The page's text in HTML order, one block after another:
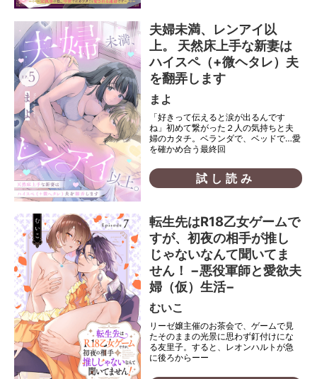
夫婦未満、レンアイ以
上。 天然床上手な新妻は
ハイスペ（+微ヘタレ）夫
を翻弄します
まよ
「好きって伝えると涙が出るんです
ね」初めて繋がった２人の気持ちと夫
婦のカタチ。ベランダで、ベッドで…愛
を確かめ合う最終回
試し読み
転生先はR18乙女ゲームで
すが、初夜の相手が推し
じゃないなんて聞いてま
せん！ −悪役軍師と愛欲夫
婦（仮）生活−
むいこ
リーゼ嬢主催のお茶会で、ゲームで見
たそのままの光景に思わず釘付けにな
る友里子。すると、レオンハルトが急
に後ろからーー